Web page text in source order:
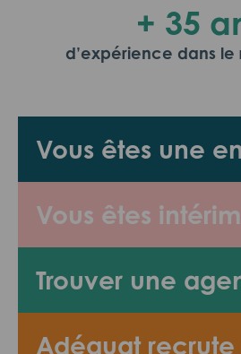
Vous êtes une
Vous êtes
Trouver une
Adéquat
+ 35
d’expérience dans